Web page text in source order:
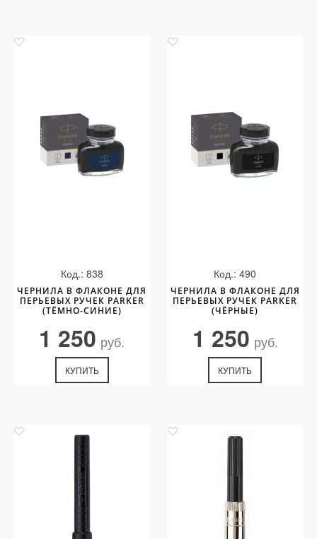
Код.: 838
ЧЕРНИЛА В ФЛАКОНЕ ДЛЯ
ПЕРЬЕВЫХ РУЧЕК PARKER
(ТЁМНО-СИНИЕ)
1 250 руб.
КУПИТЬ
Код.: 490
ЧЕРНИЛА В ФЛАКОНЕ ДЛЯ
ПЕРЬЕВЫХ РУЧЕК PARKER
(ЧЁРНЫЕ)
1 250 руб.
КУПИТЬ